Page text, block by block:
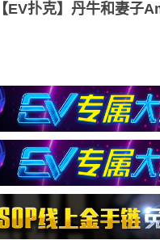
【EV扑克】丹牛和妻子